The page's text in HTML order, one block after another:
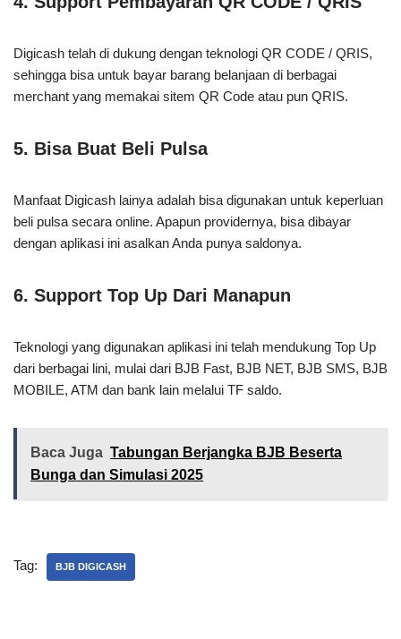
Digicash telah di dukung dengan teknologi QR CODE / QRIS,
sehingga bisa untuk bayar barang belanjaan di berbagai
merchant yang memakai sitem QR Code atau pun QRIS.
5. Bisa Buat Beli Pulsa
Manfaat Digicash lainya adalah bisa digunakan untuk keperluan
beli pulsa secara online. Apapun providernya, bisa dibayar
dengan aplikasi ini asalkan Anda punya saldonya.
6. Support Top Up Dari Manapun
Teknologi yang digunakan aplikasi ini telah mendukung Top Up
dari berbagai lini, mulai dari BJB Fast, BJB NET, BJB SMS, BJB
MOBILE, ATM dan bank lain melalui TF saldo.
Baca Juga Tabungan Berjangka BJB Beserta
Bunga dan Simulasi 2025
Tag: BJB DIGICASH